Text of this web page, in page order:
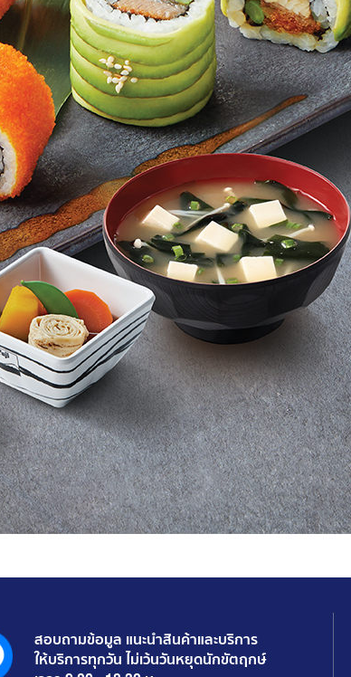
สอบถามข้อมูล แนะนำสินค้าและบริการ
ให้บริการทุกวัน ไม่เว้นวันหยุดนักขัตฤกษ์